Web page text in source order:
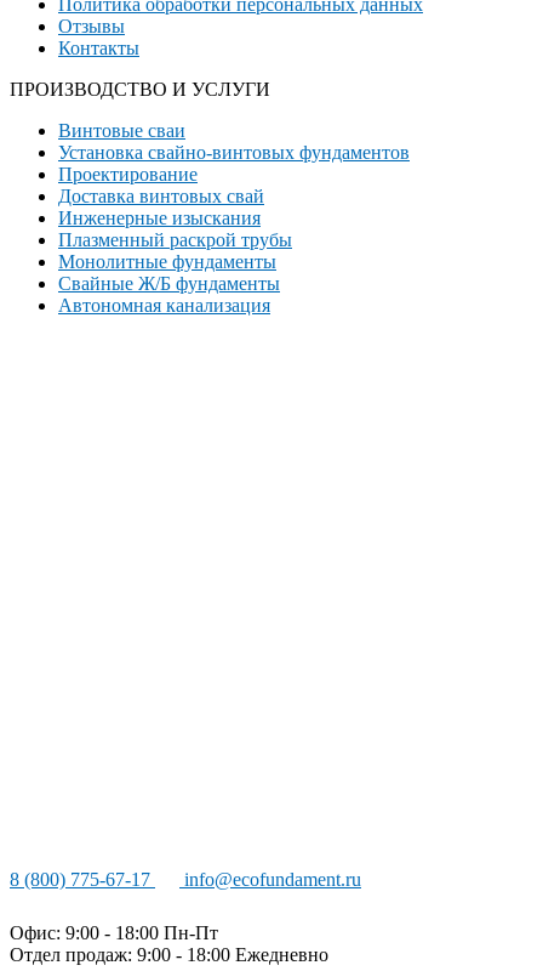
Политика обработки персональных данных
Отзывы
Контакты
ПРОИЗВОДСТВО И УСЛУГИ
Винтовые сваи
Установка свайно-винтовых фундаментов
Проектирование
Доставка винтовых свай
Инженерные изыскания
Плазменный раскрой трубы
Монолитные фундаменты
Свайные Ж/Б фундаменты
Автономная канализация
8 (800) 775-67-17 info@ecofundament.ru
Офис: 9:00 - 18:00 Пн-Пт
Отдел продаж: 9:00 - 18:00 Ежедневно